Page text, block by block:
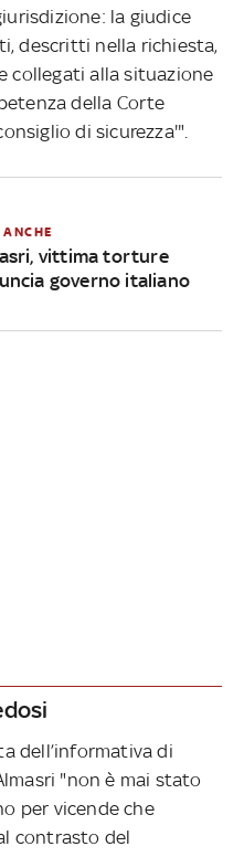
la giudice
descritti nella richiesta,
collegati alla situazione
della Corte
di sicurezza'".
vittima torture
governo italiano
dell’informativa di
"non è mai stato
per vicende che
contrasto del